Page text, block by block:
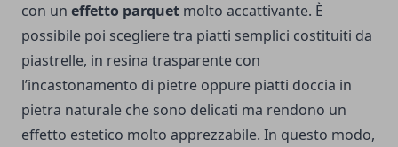
con un effetto parquet molto accattivante. È
possibile poi scegliere tra piatti semplici costituiti da
piastrelle, in resina trasparente con
l’incastonamento di pietre oppure piatti doccia in
pietra naturale che sono delicati ma rendono un
effetto estetico molto apprezzabile. In questo modo,